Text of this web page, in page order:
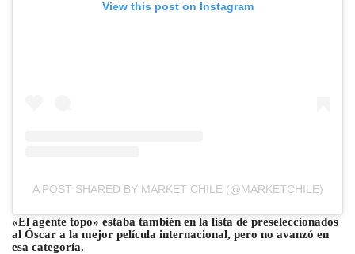
View this post on Instagram
A POST SHARED BY MARKET CHILE (@MARKETCHILE)
«El agente topo» estaba también en la lista de preseleccionados
al Óscar a la mejor película internacional, pero no avanzó en
esa categoría.